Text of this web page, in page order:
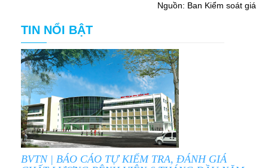
Nguồn: Ban Kiểm soát giá
TIN NỔI BẬT
BVTN | BÁO CÁO TỰ KIỂM TRA, ĐÁNH GIÁ